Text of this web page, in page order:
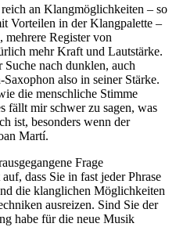
an Klangmöglichkeiten – so
Vorteilen in der Klangpalette –
mehrere Register von
mehr Kraft und Lautstärke.
nach dunklen, auch
also in seiner Stärke.
die menschliche Stimme
fällt mir schwer zu sagen, was
ist, besonders wenn der
Martí.
Frage
dass Sie in fast jeder Phrase
die klanglichen Möglichkeiten
ausreizen. Sind Sie der
habe für die neue Musik